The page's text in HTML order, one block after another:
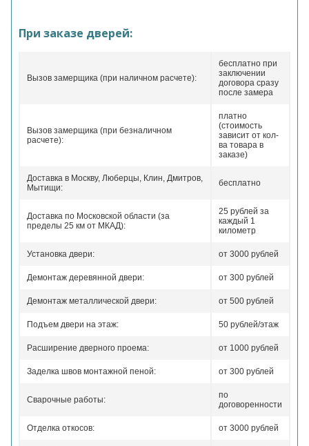
При заказе дверей:
Вызов замерщика (при наличном расчете):
бесплатно при
заключении
договора сразу
после замера
Вызов замерщика (при безналичном
расчете):
платно
(стоимость
зависит от кол-
ва товара в
заказе)
Доставка в Москву, Люберцы, Клин, Дмитров,
Мытищи:
бесплатно
Доставка по Московской области (за
пределы 25 км от МКАД):
25 рублей за
каждый 1
километр
Установка двери: от 3000 рублей
Демонтаж деревянной двери: от 300 рублей
Демонтаж металлической двери: от 500 рублей
Подъем двери на этаж: 50 рублей/этаж
Расширение дверного проема: от 1000 рублей
Заделка швов монтажной пеной: от 300 рублей
Сварочные работы:
по
договоренности
Отделка откосов: от 3000 рублей